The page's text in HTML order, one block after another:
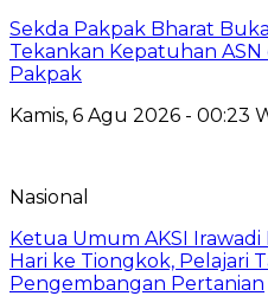
Sekda Pakpak Bharat
Tekankan Kepatuhan
Pakpak
Kamis, 6 Agu 2026 - 00:23
Nasional
Ketua Umum AKSI
Hari ke Tiongkok, Pelajari
Pengembangan Pertanian